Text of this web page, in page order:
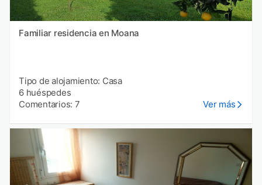
Familiar residencia en Moana
Tipo de alojamiento: Casa
6 huéspedes
Comentarios: 7
Ver más